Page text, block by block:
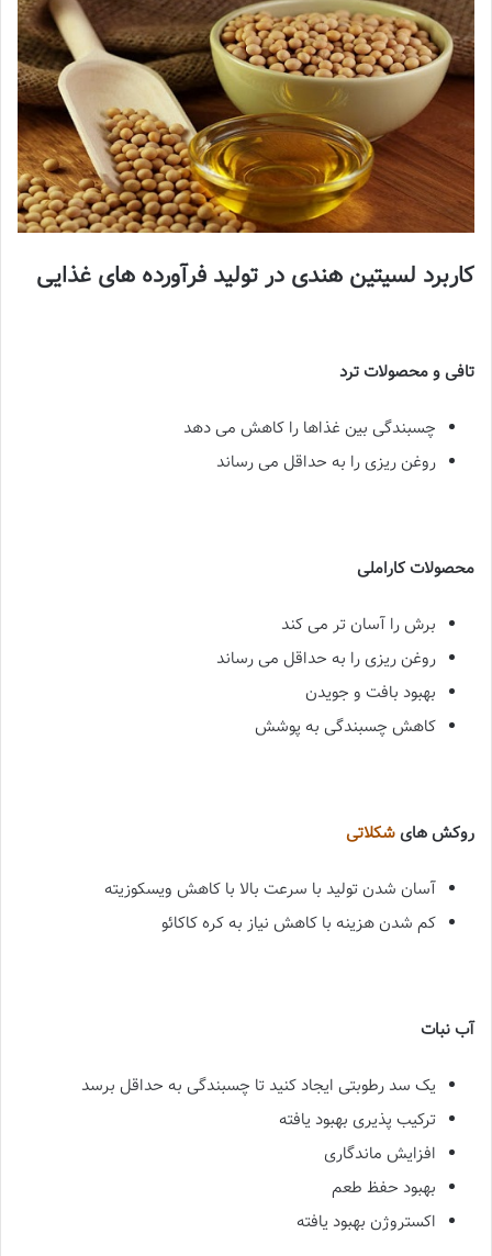
کاربرد لسیتین هندی در تولید فرآورده های غذایی
تافی و محصولات ترد
چسبندگی بین غذاها را کاهش می دهد
روغن ریزی را به حداقل می رساند
محصولات کاراملی
برش را آسان تر می کند
روغن ریزی را به حداقل می رساند
بهبود بافت و جویدن
کاهش چسبندگی به پوشش
روکش هایشکلاتی
آسان شدن تولید با سرعت بالا با کاهش ویسکوزیته
کم شدن هزینه با کاهش نیاز به کره کاکائو
آب نبات
یک سد رطوبتی ایجاد کنید تا چسبندگی به حداقل برسد
ترکیب پذیری بهبود یافته
افزایش ماندگاری
بهبود حفظ طعم
اکستروژن بهبود یافته